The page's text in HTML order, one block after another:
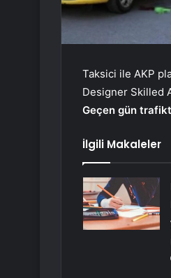
Taksici ile AKP
Designer Skilled
Geçen gün
İlgili Makaleler